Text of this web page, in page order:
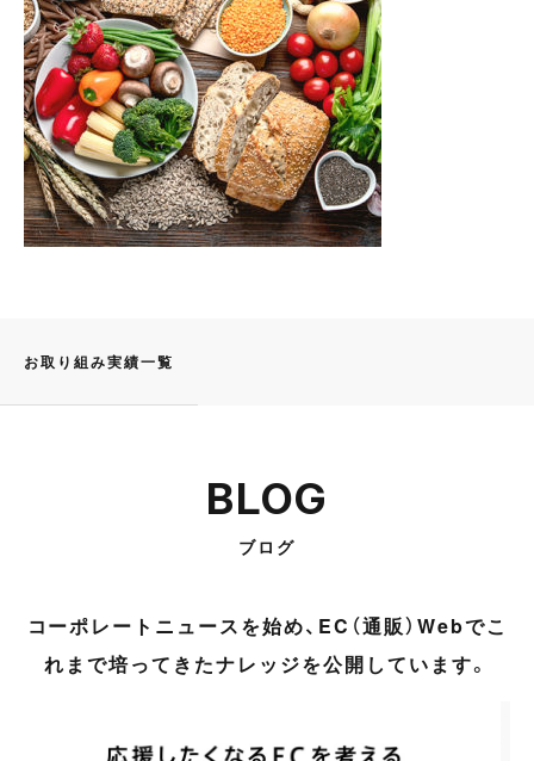
お取り組み実績一覧
BLOG
ブログ
コーポレートニュースを始め、EC（通販）Webでこ
れまで培ってきたナレッジを公開しています。